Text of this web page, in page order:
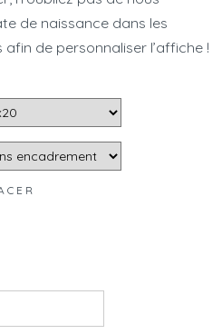
de naissance dans les
de personnaliser l’affiche !